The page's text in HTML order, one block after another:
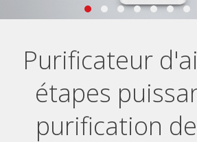
Purificateur
étapes
purification